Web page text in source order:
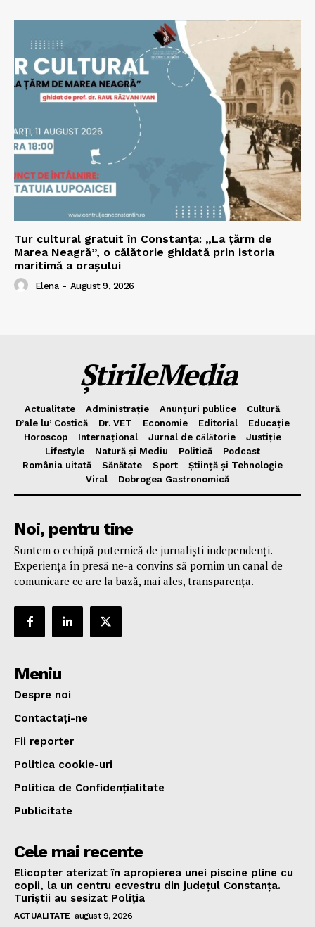
Tur cultural gratuit în Constanța: „La țărm de
Marea Neagră”, o călătorie ghidată prin istoria
maritimă a orașului
Elena - August 9, 2026
ȘtirileMedia
Actualitate Administrație Anunțuri publice
Cultură
D’ale lu’ Costică
Dr. VET Economie Editorial
Educație
Horoscop
Internațional Jurnal de cǎlǎtorie
Justiție
Lifestyle
Natură și Mediu Politică
Podcast
România uitată
Sănătate Sport
Știință și Tehnologie
Viral
Dobrogea Gastronomică
Noi, pentru tine
Suntem o echipă puternică de jurnaliști independenți.
Experiența în presă ne-a convins să pornim un canal de
comunicare ce are la bază, mai ales, transparența.
Meniu
Despre noi
Contactați-ne
Fii reporter
Politica cookie-uri
Politica de Confidențialitate
Publicitate
Cele mai recente
Elicopter aterizat în apropierea unei piscine pline cu
copii, la un centru ecvestru din județul Constanța.
Turiștii au sesizat Poliția
ACTUALITATE august 9, 2026